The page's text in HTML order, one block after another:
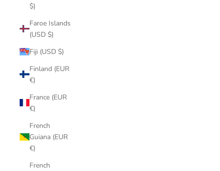
$)
Faroe Islands
(USD $)
Fiji (USD $)
Finland (EUR
€)
France (EUR
€)
French
Guiana (EUR
€)
French